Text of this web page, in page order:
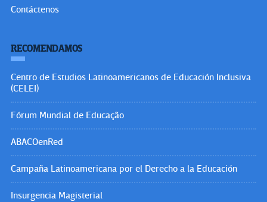
Contáctenos
RECOMENDAMOS
Centro de Estudios Latinoamericanos de Educación Inclusiva
(CELEI)
Fórum Mundial de Educação
ABACOenRed
Campaña Latinoamericana por el Derecho a la Educación
Insurgencia Magisterial